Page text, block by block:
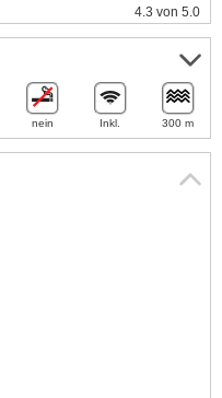
4.3 von 5.0
nein Inkl. 300 m